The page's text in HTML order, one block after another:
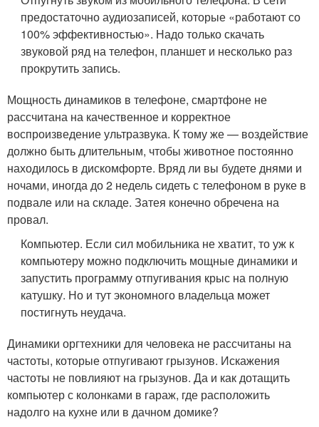
предостаточно аудиозаписей, которые «работают со
100% эффективностью». Надо только скачать
звуковой ряд на телефон, планшет и несколько раз
прокрутить запись.
Мощность динамиков в телефоне, смартфоне не
рассчитана на качественное и корректное
воспроизведение ультразвука. К тому же — воздействие
должно быть длительным, чтобы животное постоянно
находилось в дискомфорте. Вряд ли вы будете днями и
ночами, иногда до 2 недель сидеть с телефоном в руке в
подвале или на складе. Затея конечно обречена на
провал.
Компьютер. Если сил мобильника не хватит, то уж к
компьютеру можно подключить мощные динамики и
запустить программу отпугивания крыс на полную
катушку. Но и тут экономного владельца может
постигнуть неудача.
Динамики оргтехники для человека не рассчитаны на
частоты, которые отпугивают грызунов. Искажения
частоты не повлияют на грызунов. Да и как дотащить
компьютер с колонками в гараж, где расположить
надолго на кухне или в дачном домике?